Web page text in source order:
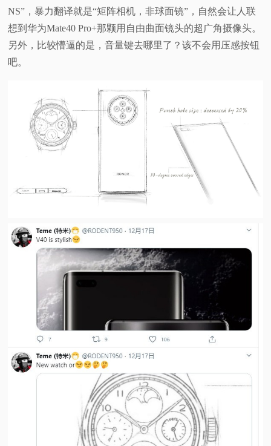
NS”，暴力翻译就是“矩阵相机，非球面镜”，自然会让人联
想到华为Mate40 Pro+那颗用自由曲面镜头的超广角摄像头。
另外，比较懵逼的是，音量键去哪里了？该不会用压感按钮
吧。